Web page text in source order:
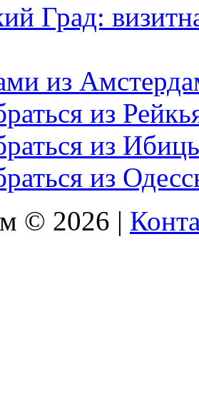
Град:
из
из
из
из
© 2026 |